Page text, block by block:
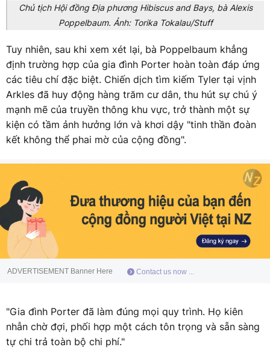
Chủ tịch Hội đồng Địa phương Hibiscus and Bays, bà Alexis
Poppelbaum. Ảnh: Torika Tokalau/Stuff
Tuy nhiên, sau khi xem xét lại, bà Poppelbaum khẳng
định trường hợp của gia đình Porter hoàn toàn đáp ứng
các tiêu chí đặc biệt. Chiến dịch tìm kiếm Tyler tại vịnh
Arkles đã huy động hàng trăm cư dân, thu hút sự chú ý
mạnh mẽ của truyền thông khu vực, trở thành một sự
kiện có tầm ảnh hưởng lớn và khơi dậy "tinh thần đoàn
kết không thể phai mờ của cộng đồng".
ADVERTISEMENT Banner Here Contact us now ...
"Gia đình Porter đã làm đúng mọi quy trình. Họ kiên
nhẫn chờ đợi, phối hợp một cách tôn trọng và sẵn sàng
tự chi trả toàn bộ chi phí."